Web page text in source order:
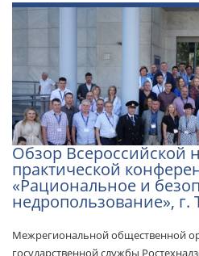
Обзор Всероссийской
практической
«Рациональное и
недропользование», г.
Межрегиональной общественной
государственной службы